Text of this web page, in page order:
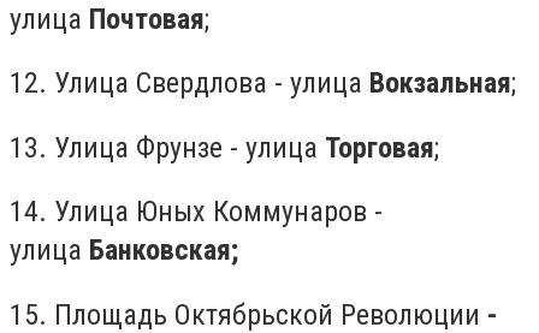
улица Почтовая;
12. Улица Свердлова - улица Вокзальная;
13. Улица Фрунзе - улица Торговая;
14. Улица Юных Коммунаров -
улица Банковская;
15. Площадь Октябрьской Революции -